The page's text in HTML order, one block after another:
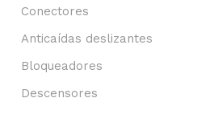
Conectores
Anticaídas deslizantes
Bloqueadores
Descensores